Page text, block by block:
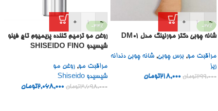
-27%
-
+
شانه چوبی دکتر مورنینگ مدل DM01
مراقبت مو, برس چوبی, شانه چوبی دندانه
ریز
299,000تومان 218,000تومان
-44%
-
+
روغن مو ترمیم کننده پریمیوم تاچ فینو
شیسیدو SHISEIDO FINO
70ML
مراقبت مو, روغن مو
شیسیدو Shiseido
3,698,000تومان 2,068,000تومان